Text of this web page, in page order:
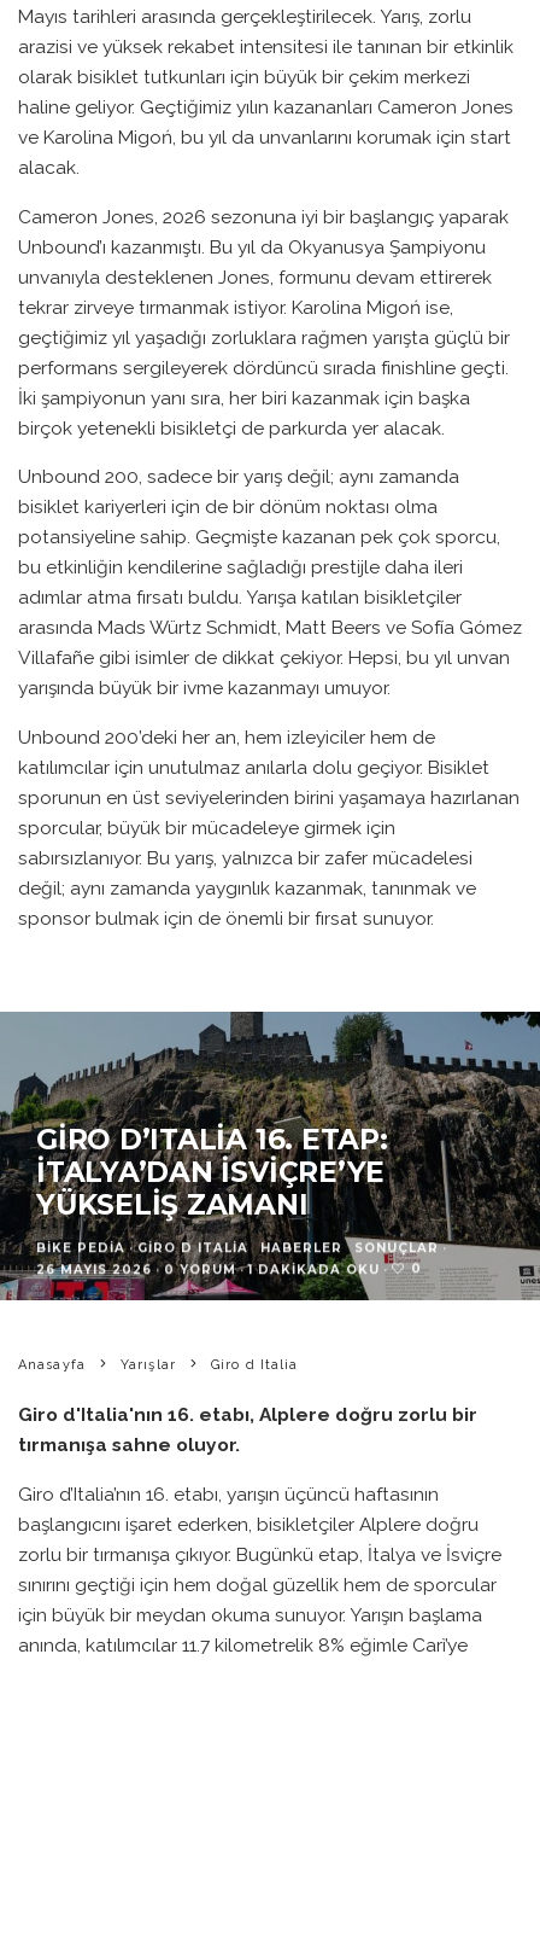
Mayıs tarihleri arasında gerçekleştirilecek. Yarış, zorlu
arazisi ve yüksek rekabet intensitesi ile tanınan bir etkinlik
olarak bisiklet tutkunları için büyük bir çekim merkezi
haline geliyor. Geçtiğimiz yılın kazananları Cameron Jones
ve Karolina Migoń, bu yıl da unvanlarını korumak için start
alacak.
Cameron Jones, 2026 sezonuna iyi bir başlangıç yaparak
Unbound’ı kazanmıştı. Bu yıl da Okyanusya Şampiyonu
unvanıyla desteklenen Jones, formunu devam ettirerek
tekrar zirveye tırmanmak istiyor. Karolina Migoń ise,
geçtiğimiz yıl yaşadığı zorluklara rağmen yarışta güçlü bir
performans sergileyerek dördüncü sırada finishline geçti.
İki şampiyonun yanı sıra, her biri kazanmak için başka
birçok yetenekli bisikletçi de parkurda yer alacak.
Unbound 200, sadece bir yarış değil; aynı zamanda
bisiklet kariyerleri için de bir dönüm noktası olma
potansiyeline sahip. Geçmişte kazanan pek çok sporcu,
bu etkinliğin kendilerine sağladığı prestijle daha ileri
adımlar atma fırsatı buldu. Yarışa katılan bisikletçiler
arasında Mads Würtz Schmidt, Matt Beers ve Sofía Gómez
Villafañe gibi isimler de dikkat çekiyor. Hepsi, bu yıl unvan
yarışında büyük bir ivme kazanmayı umuyor.
Unbound 200’deki her an, hem izleyiciler hem de
katılımcılar için unutulmaz anılarla dolu geçiyor. Bisiklet
sporunun en üst seviyelerinden birini yaşamaya hazırlanan
sporcular, büyük bir mücadeleye girmek için
sabırsızlanıyor. Bu yarış, yalnızca bir zafer mücadelesi
değil; aynı zamanda yaygınlık kazanmak, tanınmak ve
sponsor bulmak için de önemli bir fırsat sunuyor.
GIRO D’ITALIA 16. ETAP:
İTALYA’DAN İSVIÇRE’YE
YÜKSELIŞ ZAMANI
BIKE PEDIA · GIRO D ITALIA HABERLER SONUÇLAR ·
26 MAYIS 2026 · 0 YORUM · 1 DAKIKADA OKU · 0
Anasayfa Yarışlar Giro d Italia
Giro d'Italia'nın 16. etabı, Alplere doğru zorlu bir
tırmanışa sahne oluyor.
Giro d’Italia’nın 16. etabı, yarışın üçüncü haftasının
başlangıcını işaret ederken, bisikletçiler Alplere doğru
zorlu bir tırmanışa çıkıyor. Bugünkü etap, İtalya ve İsviçre
sınırını geçtiği için hem doğal güzellik hem de sporcular
için büyük bir meydan okuma sunuyor. Yarışın başlama
anında, katılımcılar 11.7 kilometrelik 8% eğimle Carì’ye